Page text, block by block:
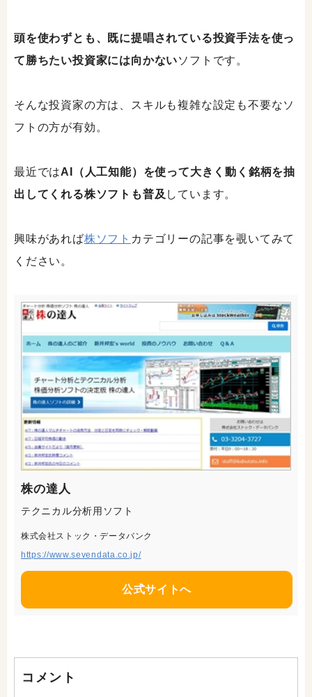
頭を使わずとも、既に提唱されている投資手法を使っ
て勝ちたい投資家には向かないソフトです。
そんな投資家の方は、スキルも複雑な設定も不要なソ
フトの方が有効。
最近ではAI（人工知能）を使って大きく動く銘柄を抽
出してくれる株ソフトも普及 しています。
興味があれば株ソフト カテゴリーの記事を覗いてみて
ください。
株の達人
テクニカル分析用ソフト
株式会社ストック・データバンク
https://www.sevendata.co.jp/
公式サイトへ
コメント